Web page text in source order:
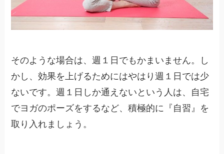
そのような場合は、週１日でもかまいません。し
かし、効果を上げるためにはやはり週１日では少
ないです。週１日しか通えないという人は、自宅
でヨガのポーズをするなど、積極的に『自習』を
取り入れましょう。